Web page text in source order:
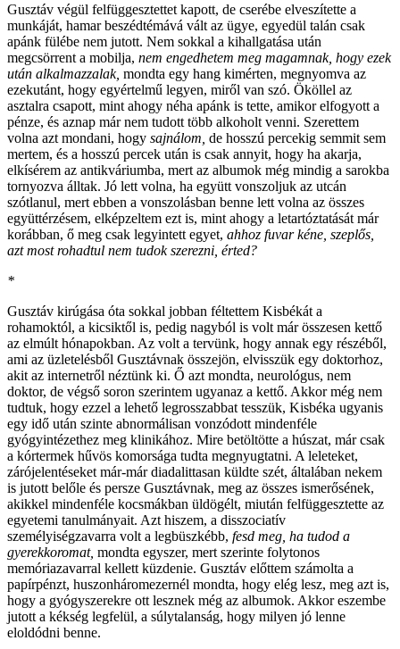
Gusztáv végül felfüggesztettet kapott, de cserébe elveszítette a
munkáját, hamar beszédtémává vált az ügye, egyedül talán csak
apánk fülébe nem jutott. Nem sokkal a kihallgatása után
megcsörrent a mobilja, nem engedhetem meg magamnak, hogy ezek
után alkalmazzalak, mondta egy hang kimérten, megnyomva az
ezekutánt, hogy egyértelmű legyen, miről van szó. Ököllel az
asztalra csapott, mint ahogy néha apánk is tette, amikor elfogyott a
pénze, és aznap már nem tudott több alkoholt venni. Szerettem
volna azt mondani, hogy sajnálom, de hosszú percekig semmit sem
mertem, és a hosszú percek után is csak annyit, hogy ha akarja,
elkísérem az antikváriumba, mert az albumok még mindig a sarokba
tornyozva álltak. Jó lett volna, ha együtt vonszoljuk az utcán
szótlanul, mert ebben a vonszolásban benne lett volna az összes
együttérzésem, elképzeltem ezt is, mint ahogy a letartóztatását már
korábban, ő meg csak legyintett egyet, ahhoz fuvar kéne, szeplős,
azt most rohadtul nem tudok szerezni, érted?
*
Gusztáv kirúgása óta sokkal jobban féltettem Kisbékát a
rohamoktól, a kicsiktől is, pedig nagyból is volt már összesen kettő
az elmúlt hónapokban. Az volt a tervünk, hogy annak egy részéből,
ami az üzletelésből Gusztávnak összejön, elvisszük egy doktorhoz,
akit az internetről néztünk ki. Ő azt mondta, neurológus, nem
doktor, de végső soron szerintem ugyanaz a kettő. Akkor még nem
tudtuk, hogy ezzel a lehető legrosszabbat tesszük, Kisbéka ugyanis
egy idő után szinte abnormálisan vonzódott mindenféle
gyógyintézethez meg klinikához. Mire betöltötte a húszat, már csak
a kórtermek hűvös komorsága tudta megnyugtatni. A leleteket,
zárójelentéseket már-már diadalittasan küldte szét, általában nekem
is jutott belőle és persze Gusztávnak, meg az összes ismerősének,
akikkel mindenféle kocsmákban üldögélt, miután felfüggesztette az
egyetemi tanulmányait. Azt hiszem, a disszociatív
személyiségzavarra volt a legbüszkébb, fesd meg, ha tudod a
gyerekkoromat, mondta egyszer, mert szerinte folytonos
memóriazavarral kellett küzdenie. Gusztáv előttem számolta a
papírpénzt, huszonháromezernél mondta, hogy elég lesz, meg azt is,
hogy a gyógyszerekre ott lesznek még az albumok. Akkor eszembe
jutott a kékség legfelül, a súlytalanság, hogy milyen jó lenne
eloldódni benne.